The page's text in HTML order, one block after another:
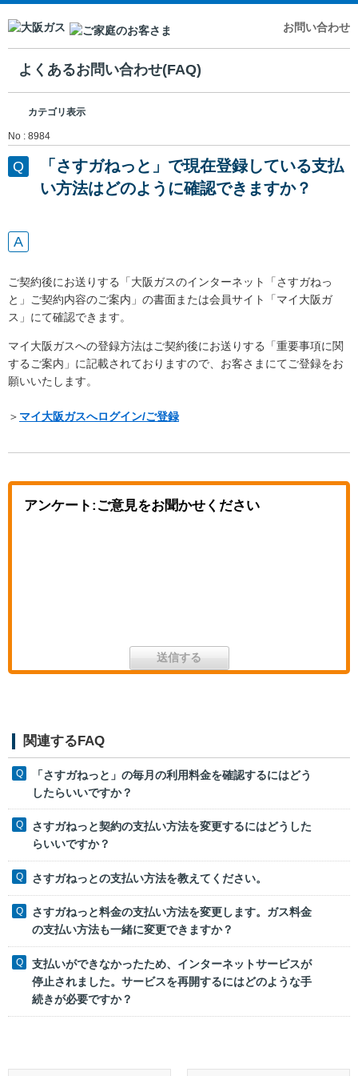
お問い合わせ
よくあるお問い合わせ(FAQ)
カテゴリ表示
No : 8984
「さすガねっと」で現在登録している支払
い方法はどのように確認できますか？
ご契約後にお送りする「大阪ガスのインターネット「さすガねっ
と」ご契約内容のご案内」の書面または会員サイト「マイ大阪ガ
ス」にて確認できます。
マイ大阪ガスへの登録方法はご契約後にお送りする「重要事項に関
するご案内」に記載されておりますので、お客さまにてご登録をお
願いいたします。
＞ マイ大阪ガスへログイン/ご登録
アンケート:ご意見をお聞かせください
関連するFAQ
「さすガねっと」の毎月の利用料金を確認するにはどう
したらいいですか？
さすガねっと契約の支払い方法を変更するにはどうした
らいいですか？
さすガねっとの支払い方法を教えてください。
さすガねっと料金の支払い方法を変更します。ガス料金
の支払い方法も一緒に変更できますか？
支払いができなかったため、インターネットサービスが
停止されました。サービスを再開するにはどのような手
続きが必要ですか？